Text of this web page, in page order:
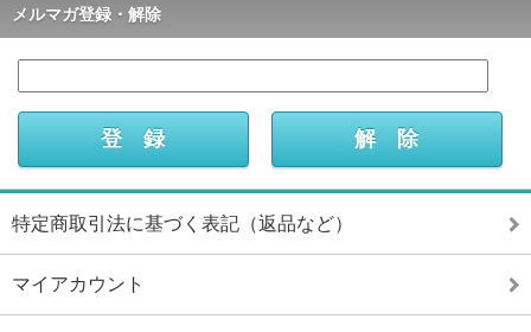
メルマガ登録・解除
特定商取引法に基づく表記（返品など）
マイアカウント